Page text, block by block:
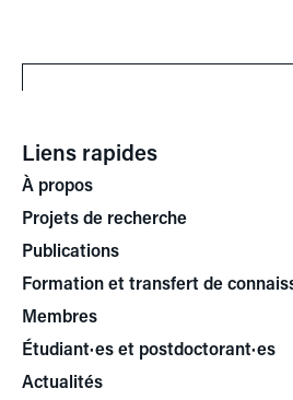
Liens rapides
À propos
Projets de recherche
Publications
Formation et transfert de
Membres
Étudiant·es et postdoctorant·es
Actualités